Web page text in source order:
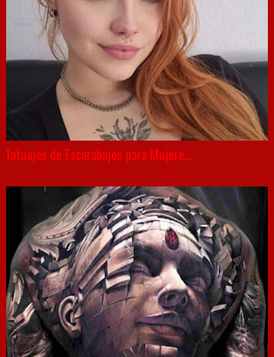
Tatuajes de Escarabajos para Mujere...